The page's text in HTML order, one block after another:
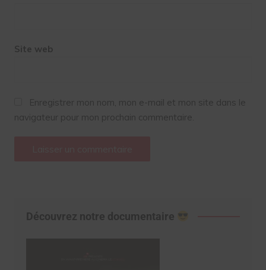
Site web
Enregistrer mon nom, mon e-mail et mon site dans le
navigateur pour mon prochain commentaire.
Découvrez notre documentaire